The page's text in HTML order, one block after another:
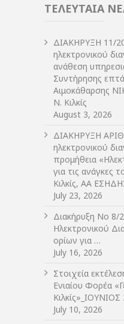
ΤΕΛΕΥΤΑΙΑ
ΔIΑΚΗΡΥΞΗ 11/
ηλεκτρονικού
ανάθεση
Συντήρησης
Αιμοκάθαρσης
Ν. Κιλκίς
August 3, 2026
ΔIΑΚΗΡΥΞΗ
ηλεκτρονικού
προμήθεια
για τις ανάγκες
Κιλκίς, ΑΑ
July 23, 2026
Διακήρυξη Νο 8/
Ηλεκτρονικού
ορίων για …
July 16, 2026
Στοιχεία
Ενιαίου Φορέα
Κιλκίς»_ΙΟΥΝΙΟΣ
July 10, 2026